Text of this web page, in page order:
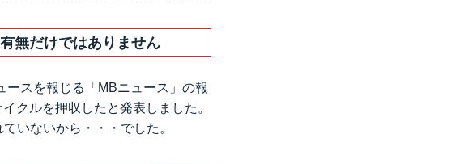
無だけではありません
ースを報じる 「MBニュース」 の報
クルを押収したと発表しました。
いないから・・・でした。